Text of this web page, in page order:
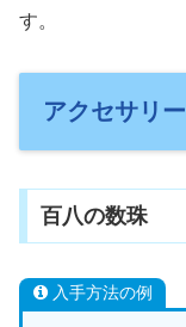
す。
アクセサリー
百八の数珠
入手方法の例